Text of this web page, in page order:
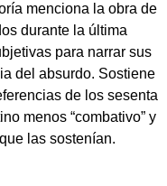
menciona la obra de
durante la última
para narrar sus
del absurdo. Sostiene
de los sesenta
menos “combativo” y
las sostenían.